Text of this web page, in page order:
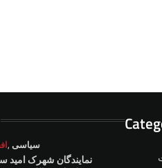
, سیاسی
نمايندگان شهرک امید